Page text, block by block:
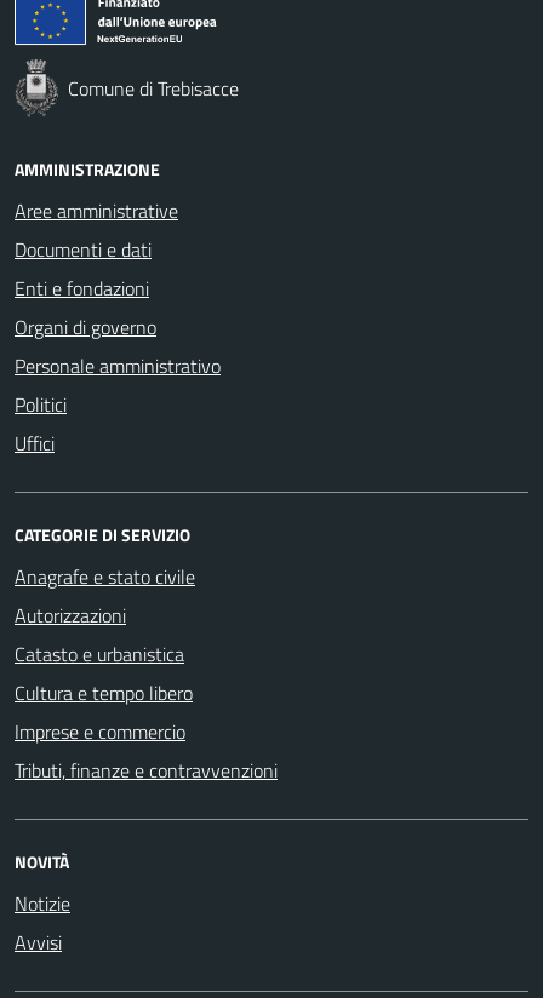
Comune di Trebisacce
AMMINISTRAZIONE
Aree amministrative
Documenti e dati
Enti e fondazioni
Organi di governo
Personale amministrativo
Politici
Uffici
CATEGORIE DI SERVIZIO
Anagrafe e stato civile
Autorizzazioni
Catasto e urbanistica
Cultura e tempo libero
Imprese e commercio
Tributi, finanze e contravvenzioni
NOVITÀ
Notizie
Avvisi